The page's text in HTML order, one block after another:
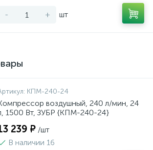
- + шт
КПМ-240-24
воздушный, 240 л/мин, 24
1500 Вт, ЗУБР {КПМ-240-24}
239 ₽ /шт
В наличии 16